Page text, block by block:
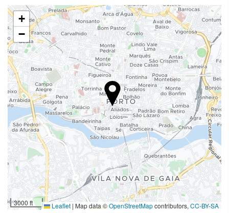
暖房
エレベーター
身体不自由者用のアクセス
禁煙ルーム
全館禁煙
喫煙エリア
防音済み客室
飲食
レストラン
バー
施設内のカフェ
子供向けの食事
+
−
3000 ft Leaflet | Map data ©OpenStreetMapcontributors, CC-BY-SA